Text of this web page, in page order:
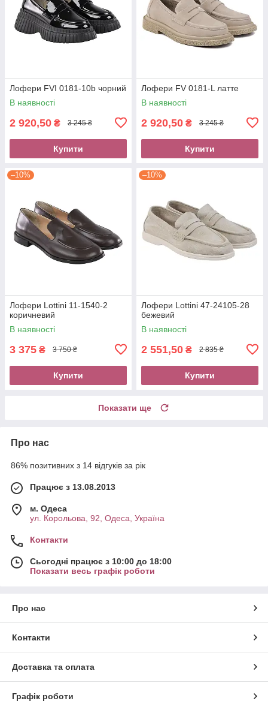
Лофери FVI 0181-10b чорний
В наявності
2 920,50 ₴ 3 245 ₴
Купити
Лофери FV 0181-L латте
В наявності
2 920,50 ₴ 3 245 ₴
Купити
–10%
Лофери Lottini 11-1540-2
коричневий
В наявності
3 375 ₴ 3 750 ₴
Купити
–10%
Лофери Lottini 47-24105-28
бежевий
В наявності
2 551,50 ₴ 2 835 ₴
Купити
Показати ще
Про нас
86% позитивних з 14 відгуків за рік
Працює з 13.08.2013
м. Одеса
ул. Корольова, 92, Одеса, Україна
Контакти
Сьогодні працює з 10:00 до 18:00
Показати весь графік роботи
Про нас
Контакти
Доставка та оплата
Графік роботи